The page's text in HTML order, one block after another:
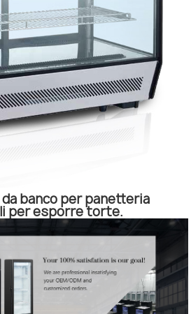
banco per panetteria
per esporre torte.